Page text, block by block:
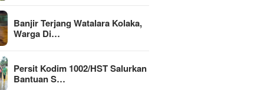
Banjir Terjang Watalara Kolaka,
Warga Di…
Persit Kodim 1002/HST Salurkan
Bantuan S…